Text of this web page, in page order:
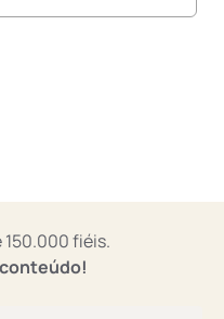
fiéis.